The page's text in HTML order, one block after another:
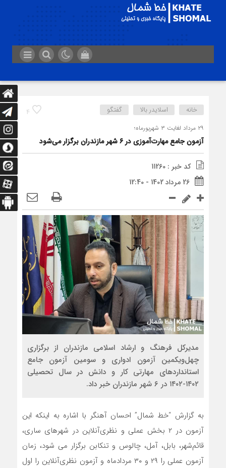
4 خانه اسلایدر بالا گفتگو
۲۹ مرداد لغایت ۳ شهریورماه؛
آزمون جامع مهارت‌آموزی در ۶ شهر مازندران برگزار می‌شود
کد خبر : 11260
26 مرداد 1402 - 12:40
مدیرکل فرهنگ و ارشاد اسلامی مازندران از برگزاری
چهل‌و‌یکمین آزمون ادواری و سومین آزمون جامع
استانداردهای مهارتی کار‌ و دانش در سال تحصیلی
۱۴۰۲-۱۴۰۲ در ۶ شهر مازندران خبر داد.
به گزارش “خط شمال” احسان آهنگر با اشاره به اینکه این
آزمون در ۲ بخش عملی و نظری‌آنلاین در شهرهای ساری،
قائم‌شهر، بابل، آمل، چالوس و تنکابن برگزار می شود، زمان
آزمون عملی را ۲۹ و ۳۰ مردادماه و آزمون نظری‌آنلاین را اول